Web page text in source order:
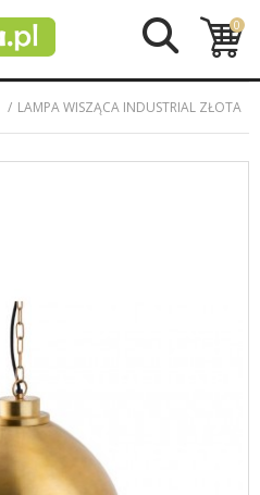
0
LAMPA WISZĄCA INDUSTRIAL ZŁOTA